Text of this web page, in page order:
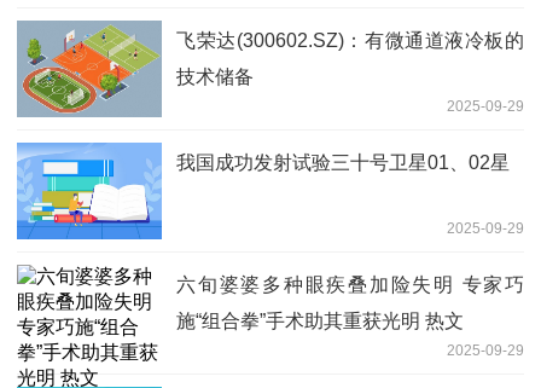
飞荣达(300602.SZ)：有微通道液冷板的
技术储备
2025-09-29
我国成功发射试验三十号卫星01、02星
2025-09-29
六旬婆婆多种眼疾叠加险失明 专家巧
施“组合拳”手术助其重获光明 热文
2025-09-29